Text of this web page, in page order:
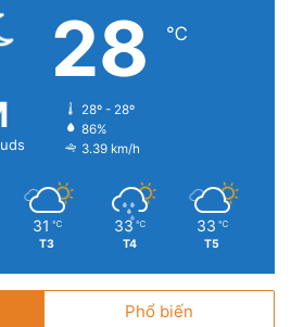
28 ℃
28º - 28º
86%
3.39 km/h
31 ℃
T3
33 ℃
T4
33 ℃
T5
Phổ biến